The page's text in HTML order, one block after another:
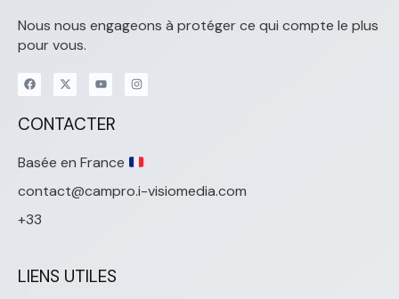
Nous nous engageons à protéger ce qui compte le plus
pour vous.
CONTACTER
Basée en France
contact@campro.i-visiomedia.com
+33
LIENS UTILES